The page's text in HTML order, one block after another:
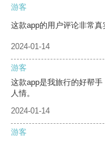
游客
这款app的用户评论非常真
2024-01-14
游客
这款app是我旅行的好帮
人情。
2024-01-14
游客